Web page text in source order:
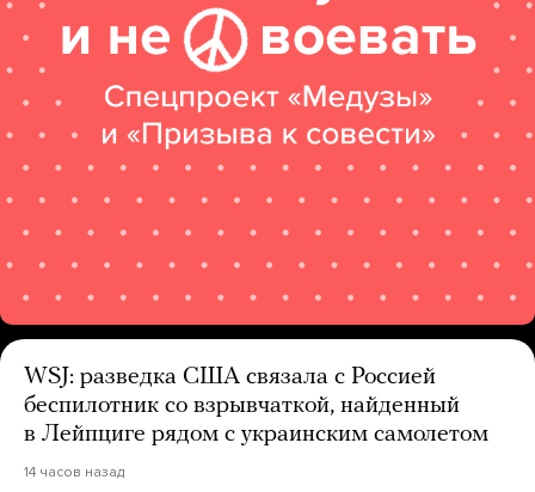
WSJ: разведка США связала с Россией
беспилотник со взрывчаткой, найденный
в Лейпциге рядом с украинским самолетом
14 часов назад